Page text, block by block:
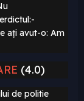
ați avut-o: Am
(4.0)
de politie